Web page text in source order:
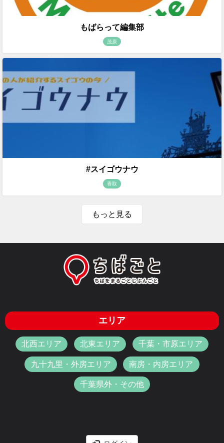
もばらって編集部
茂原
#スイゴウナウ
香取
もっと見る
エリア
北西エリア 北東エリア 千葉・市原エリア
九十九里・外房エリア 南房・内房エリア
千葉県外・その他